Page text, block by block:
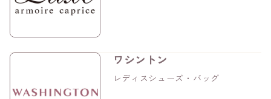
ワシントン
レディスシューズ・バッグ